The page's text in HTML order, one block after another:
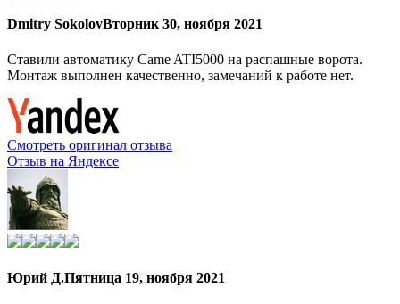
Dmitry SokolovВторник 30, ноября 2021
Ставили автоматику Came ATI5000 на распашные ворота.
Монтаж выполнен качественно, замечаний к работе нет.
Смотреть оригинал отзыва
Отзыв на Яндексе
Юрий Д.Пятница 19, ноября 2021